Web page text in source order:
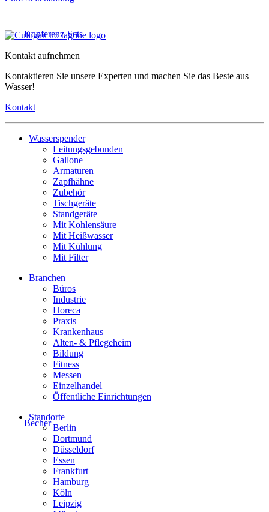
Konferenz-Sets
Becher
Kontakt aufnehmen
Kontaktieren Sie unsere Experten und machen Sie das Beste aus
Wasser!
Kontakt
Wasserspender
Leitungsgebunden
Gallone
Armaturen
Zapfhähne
Zubehör
Tischgeräte
Standgeräte
Mit Kohlensäure
Mit Heißwasser
Mit Kühlung
Mit Filter
Branchen
Büros
Industrie
Horeca
Praxis
Krankenhaus
Alten- & Pflegeheim
Bildung
Fitness
Messen
Einzelhandel
Öffentliche Einrichtungen
Standorte
Berlin
Dortmund
Düsseldorf
Essen
Frankfurt
Hamburg
Köln
Leipzig